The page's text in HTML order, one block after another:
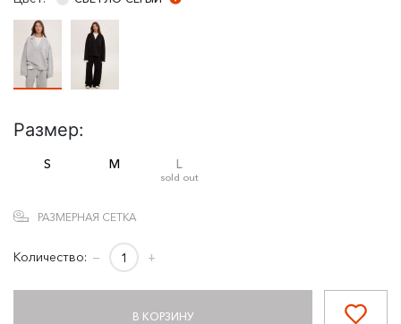
Размер:
S M L
sold out
РАЗМЕРНАЯ СЕТКА
Количество: − +
В КОРЗИНУ